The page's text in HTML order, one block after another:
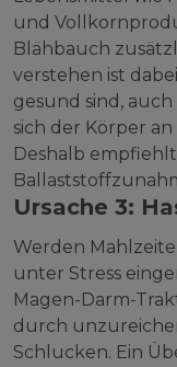
und
Blähbauch
verstehen ist
gesund sind,
sich der Körper
Deshalb empfiehlt
Ursache 3:
Werden
unter Stress
Magen-Darm-
durch
Schlucken. Ein